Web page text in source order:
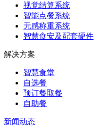
视觉结算系统
智能点餐系统
无感称重系统
智慧食安及配套硬件
解决方案
智慧食堂
自选餐
预订餐取餐
自助餐
新闻动态